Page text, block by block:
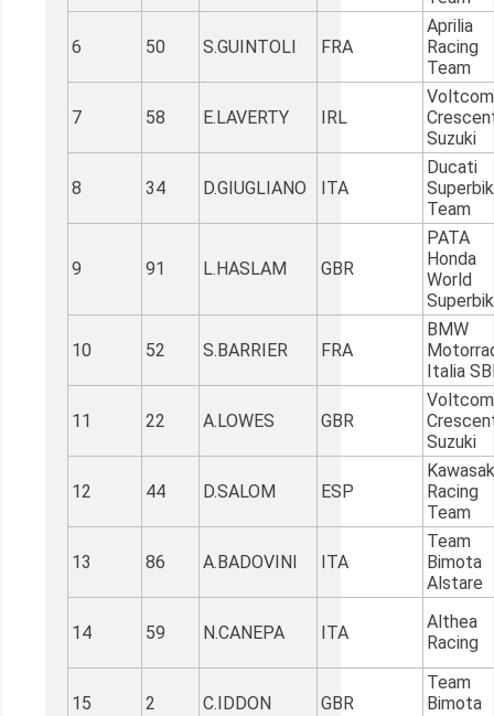
6 50 S.GUINTOLI FRA
Aprilia
Racing
Team
7 58 E.LAVERTY IRL
Voltcom
Suzuki
8 34 D.GIUGLIANO ITA
Ducati
Team
9 91 L.HASLAM GBR
PATA
Honda
World
10 52 S.BARRIER FRA
BMW
Italia
11 22 A.LOWES GBR
Voltcom
Suzuki
12 44 D.SALOM ESP
Racing
Team
13 86 A.BADOVINI ITA
Team
Bimota
Alstare
14 59 N.CANEPA ITA
Althea
Racing
15 2 C.IDDON GBR
Team
Bimota